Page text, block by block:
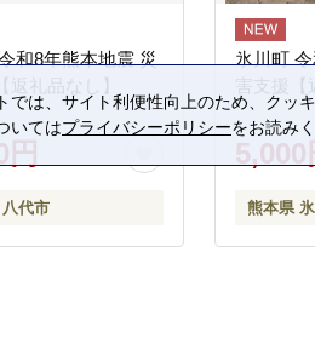
和8年熊本地震 災
返礼品なし】
円
代市
氷川町
害支援【
5,000
熊本県
では、サイト利便性向上のため、クッ
いてはプライバシーポリシーをお読み